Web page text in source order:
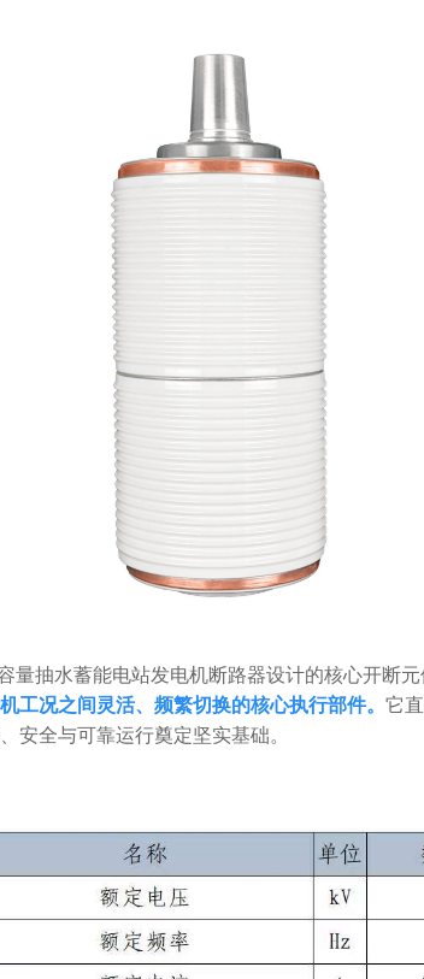
量抽水蓄能电站发电机断路器设计的核心开断元
工况之间灵活、频繁切换的核心执行部件。 它
安全与可靠运行奠定坚实基础。